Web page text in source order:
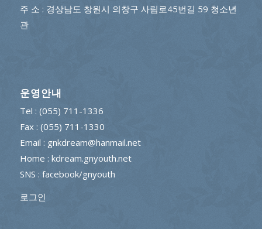
주 소 : 경상남도 창원시 의창구 사림로45번길 59 청소년
관
운영안내
Tel : (055) 711-1336
Fax : (055) 711-1330
Email : gnkdream@hanmail.net
Home : kdream.gnyouth.net
SNS : facebook/gnyouth
로그인